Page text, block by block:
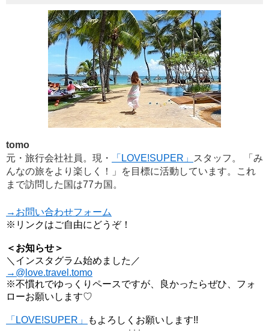
tomo
元・旅行会社社員。現・
「LOVE!SUPER」
スタッフ。 「み
んなの旅をより楽しく！」を目標に活動しています。これ
まで訪問した国は77カ国。
→お問い合わせフォーム
※リンクはご自由にどうぞ！
＜お知らせ＞
＼インスタグラム始めました／
→@love.travel.tomo
※不慣れでゆっくりペースですが、良かったらぜひ、フォ
ローお願いします♡
「LOVE!SUPER」
もよろしくお願いします!!